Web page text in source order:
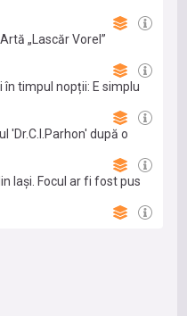
„Lascăr Vorel”
timpul nopții: E simplu
'Dr.C.I.Parhon' după o
Iași. Focul ar fi fost pus